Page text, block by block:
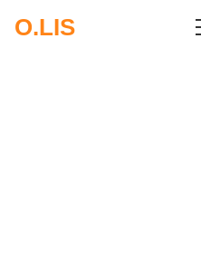
O.LIS